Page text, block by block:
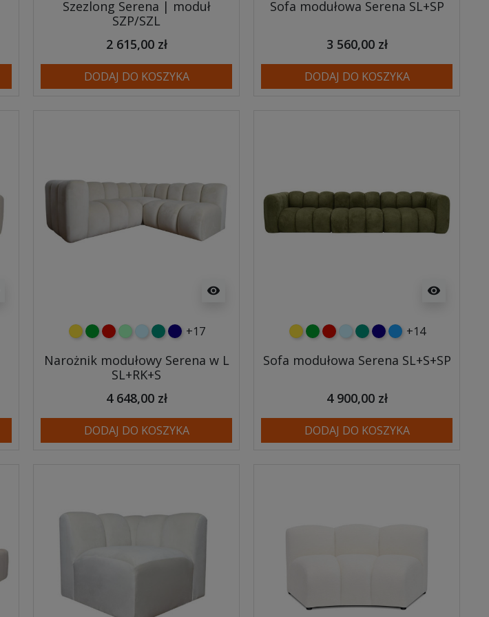
Szezlong Serena | moduł
SZP/SZL
2 615,00 zł
DODAJ DO KOSZYKA
Sofa modułowa Serena SL+SP
3 560,00 zł
DODAJ DO KOSZYKA
visibility
żółtyzielonyczerwony
miętowybłękitnyturkusowy
granatowy
+17
Narożnik modułowy Serena w L
SL+RK+S
4 648,00 zł
DODAJ DO KOSZYKA
visibility
żółtyzielonyczerwony
błękitnyturkusowy
granatowy
niebieski
+14
Sofa modułowa Serena SL+S+SP
4 900,00 zł
DODAJ DO KOSZYKA